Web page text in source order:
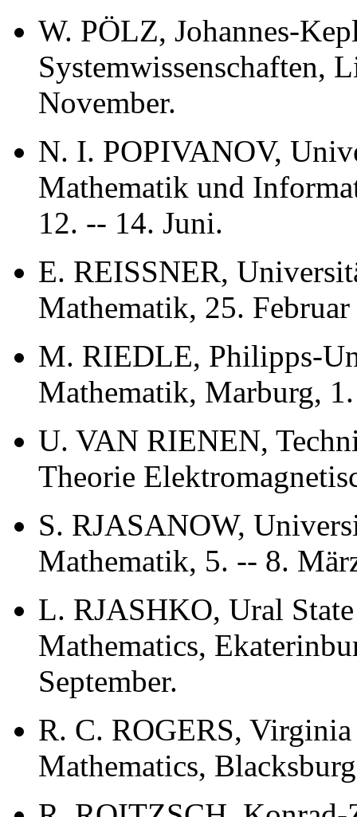
W. PÖLZ, Johannes-
Systemwissenschaften,
November.
N. I. POPIVANOV,
Mathematik und
12. -- 14. Juni.
E. REISSNER,
Mathematik, 25.
M. RIEDLE, Philipps-
Mathematik, Marburg,
U. VAN RIENEN,
Theorie
S. RJASANOW,
Mathematik, 5. -- 8.
L. RJASHKO, Ural
Mathematics,
September.
R. C. ROGERS,
Mathematics,